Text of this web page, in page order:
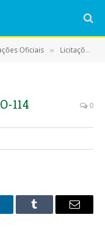
Oficiais » Licitações
114 0
Tumblr
E-